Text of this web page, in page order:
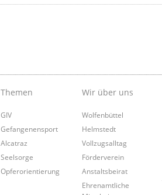
Themen
GIV
Gefangenensport
Alcatraz
Seelsorge
Opferorientierung
Wir über uns
Wolfenbüttel
Helmstedt
Vollzugsalltag
Förderverein
Anstaltsbeirat
Ehrenamtliche